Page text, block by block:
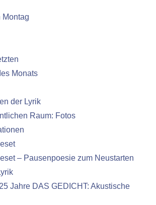
Montag
Monats
der Lyrik
Raum: Fotos
– Pausenpoesie zum Neustarten
Jahre DAS GEDICHT: Akustische